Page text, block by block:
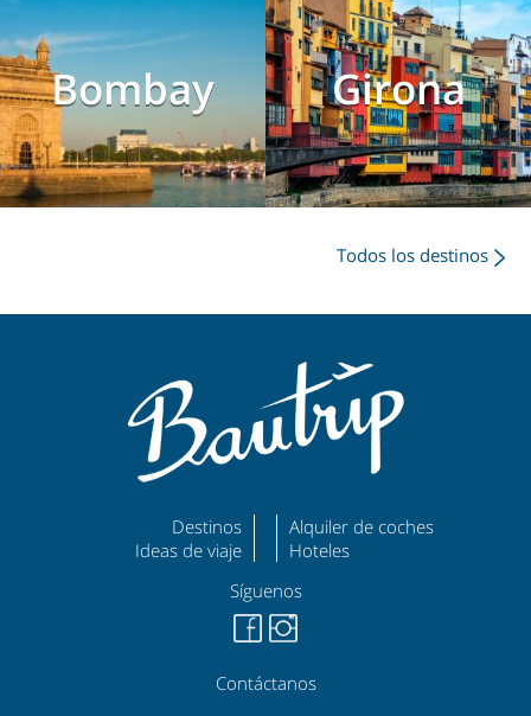
Bombay Girona
Todos los destinos
Destinos
Ideas de viaje
Alquiler de coches
Hoteles
Síguenos
Contáctanos